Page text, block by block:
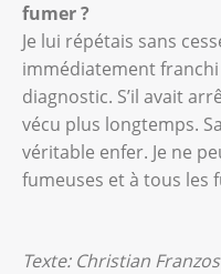
fumer ?
Je lui répétais sans
immédiatement
diagnostic. S’il avait
vécu plus longtemps.
véritable enfer. Je ne
fumeuses et à tous les
Texte: Christian